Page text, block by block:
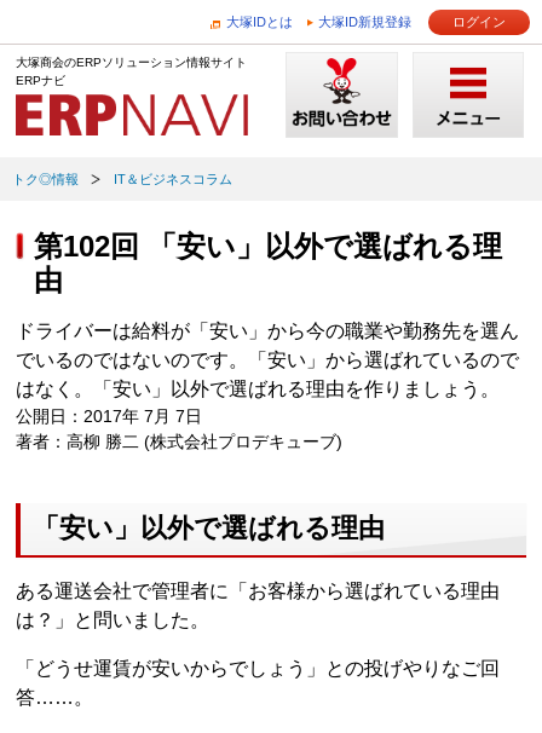
大塚IDとは 大塚ID新規登録 ログイン
大塚商会のERPソリューション情報サイト
ERPナビ
トク◎情報 IT＆ビジネスコラム
第102回 「安い」以外で選ばれる理
由
ドライバーは給料が「安い」から今の職業や勤務先を選ん
でいるのではないのです。「安い」から選ばれているので
はなく。「安い」以外で選ばれる理由を作りましょう。
公開日：2017年 7月 7日
著者：高柳 勝二 (株式会社プロデキューブ)
「安い」以外で選ばれる理由
ある運送会社で管理者に「お客様から選ばれている理由
は？」と問いました。
「どうせ運賃が安いからでしょう」との投げやりなご回
答……。